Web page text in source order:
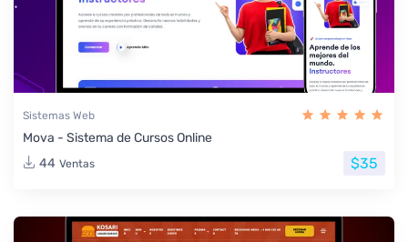
Sistemas Web
Mova - Sistema de Cursos Online
44 Ventas $35